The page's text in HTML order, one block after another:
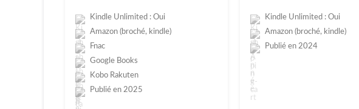
Kindle Unlimited : Oui
Amazon (broché, kindle)
Fnac
Google Books
Kobo Rakuten
Publié en 2025
Kindle Unlimited : Oui
Amazon (broché, kindle)
Publié en 2024